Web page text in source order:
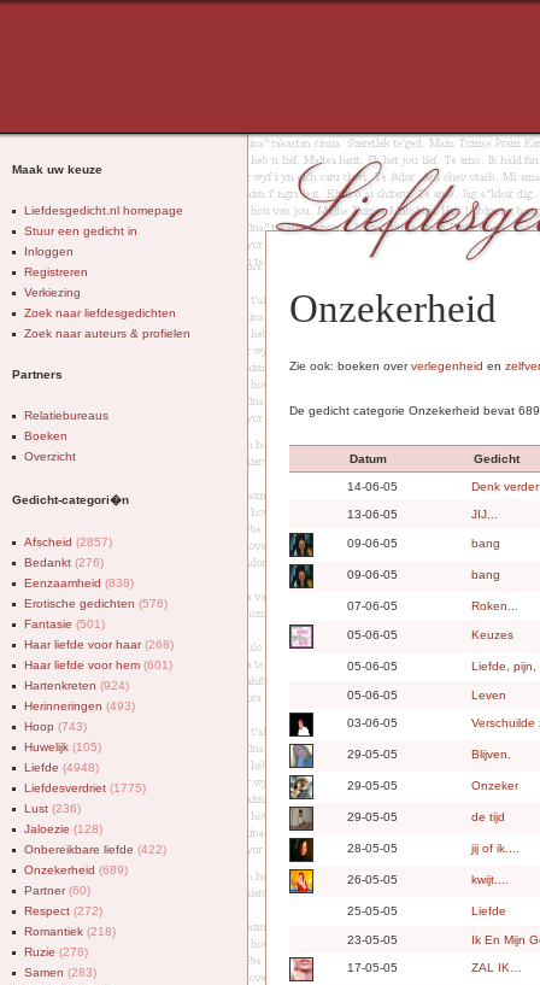
Onzekerheid
Zie ook: boeken oververlegenheid en
De gedicht categorie Onzekerheid bevat
Datum Gedicht
14-06-05 Denk verder
13-06-05 JIJ...
09-06-05 bang
09-06-05 bang
07-06-05 Roken...
05-06-05 Keuzes
05-06-05 Liefde, pijn,
05-06-05 Leven
03-06-05 Verschuilde
29-05-05 Blijven.
29-05-05 Onzeker
29-05-05 de tijd
28-05-05 jij of ik....
26-05-05 kwijt....
25-05-05 Liefde
23-05-05 Ik En Mijn
17-05-05 ZAL IK…
Maak uw keuze
Liefdesgedicht.nl homepage
Stuur een gedicht in
Inloggen
Registreren
Verkiezing
Zoek naar liefdesgedichten
Zoek naar auteurs & profielen
Partners
Relatiebureaus
Boeken
Overzicht
Gedicht-categori�n
Afscheid (2857)
Bedankt (276)
Eenzaamheid (838)
Erotische gedichten (576)
Fantasie (501)
Haar liefde voor haar(268)
Haar liefde voor hem (601)
Hartenkreten (924)
Herinneringen (493)
Hoop (743)
Huwelijk (105)
Liefde (4948)
Liefdesverdriet (1775)
Lust (236)
Jaloezie (128)
Onbereikbare liefde (422)
Onzekerheid (689)
Partner(60)
Respect (272)
Romantiek (218)
Ruzie (278)
Samen (283)